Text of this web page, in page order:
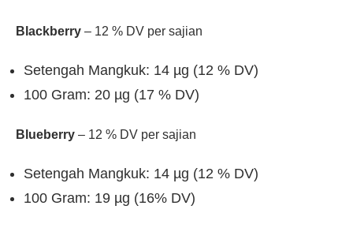
Blackberry – 12 % DV per sajian
Setengah Mangkuk: 14 µg (12 % DV)
100 Gram: 20 µg (17 % DV)
Blueberry – 12 % DV per sajian
Setengah Mangkuk: 14 µg (12 % DV)
100 Gram: 19 µg (16% DV)